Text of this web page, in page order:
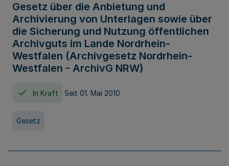
Gesetz über die Anbietung und
Archivierung von Unterlagen sowie über
die Sicherung und Nutzung öffentlichen
Archivguts im Lande Nordrhein-
Westfalen (Archivgesetz Nordrhein-
Westfalen - ArchivG NRW)
In Kraft Seit 01. Mai 2010
Gesetz